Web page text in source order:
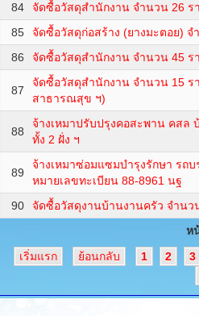
84 จัดซื้อวัสดุสำนักงาน จำนวน 26 ร
85
จัดซื้อวัสดุก่อสร้าง (ยางมะตอย) จ
86
จัดซื้อวัสดุสำนักงาน จำนวน 45 ร
87
จัดซื้อวัสดุสำนักงาน จำนวน 15 ร
สาธารณสุข ฯ)
88
จ้างเหมาปรับปรุงคอสะพาน คสล
ทั้ง 2 ฝั่ง ฯ
89
จ้างเหมาซ่อมแซมบำรุงรักษา รถบ
หมายเลขทะเบียน 88-8961 นฐ
90 จัดซื้อวัสดุงานบ้านงานครัว จำนว
ห
เริ่มแรก
ย้อนกลับ 1 2 3